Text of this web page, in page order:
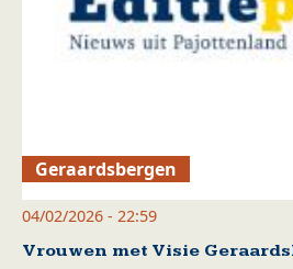
Geraardsbergen
04/02/2026 - 22:59
Vrouwen met Visie